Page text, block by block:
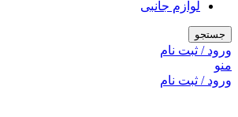
لوازم جانبی
جستجو
ورود / ثبت نام
منو
ورود / ثبت نام